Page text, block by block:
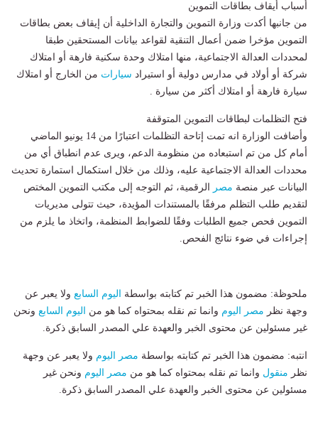
أسباب أيقاف بطاقات التموين
من جانبها أكدت وزارة التموين والتجارة الداخلية أن إيقاف بعض بطاقات
التموين مؤخرا ضمن أعمال التنقية لقواعد بيانات المستحقين طبقا
لمحددات العدالة الاجتماعية، منها امتلاك وحدة سكنية فارهة أو امتلاك
شركة أو أولاد في مدارس دولية أو استيراد سيارات من الخارج أو امتلاك
سيارة فارهة أو امتلاك أكثر من سيارة .
فتح التظلمات لبطاقات التموين المتوقفة
وأضافت الوزارة انه تمت إتاحة التظلمات اعتبارًا من 14 يونيو الماضي
أمام كل من تم استبعاده من منظومة الدعم، ويرى عدم انطباق أي من
محددات العدالة الاجتماعية عليه، وذلك من خلال استكمال استمارة تحديث
البيانات عبر منصة مصر
الرقمية، ثم التوجه إلى مكتب التموين المختص
لتقديم طلب التظلم مرفقًا بالمستندات المؤيدة، حيث تتولى مديريات
التموين فحص جميع الطلبات وفقًا للضوابط المنظمة، واتخاذ ما يلزم من
إجراءات في ضوء نتائج الفحص.
ملحوظة: مضمون هذا الخبر تم كتابته بواسطة اليوم السابع ولا يعبر عن
وجهة نظر مصر اليوم وانما تم نقله بمحتواه كما هو من اليوم السابع ونحن
غير مسئولين عن محتوى الخبر والعهدة علي المصدر السابق ذكرة.
انتبه: مضمون هذا الخبر تم كتابته بواسطة مصر اليوم ولا يعبر عن وجهة
نظر منقول وانما تم نقله بمحتواه كما هو من مصر اليوم ونحن غير
مسئولين عن محتوى الخبر والعهدة علي المصدر السابق ذكرة.